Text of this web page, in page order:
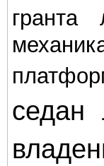
гранта
седан